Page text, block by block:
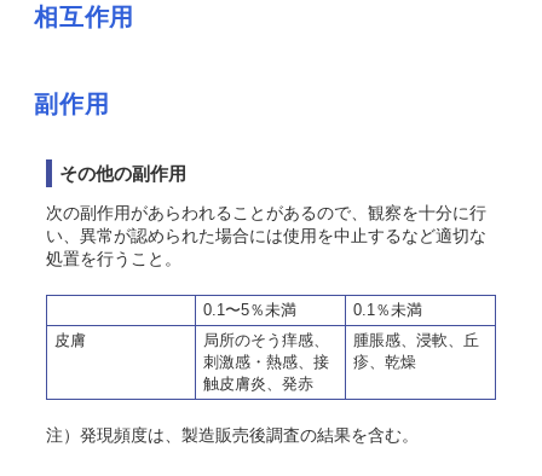
相互作用
副作用
その他の副作用
次の副作用があらわれることがあるので、観察を十分に行
い、異常が認められた場合には使用を中止するなど適切な
処置を行うこと。
0.1〜5％未満
0.1％未満
皮膚
局所のそう痒感、
刺激感・熱感、接
触皮膚炎、発赤
腫脹感、浸軟、丘
疹、乾燥
注）発現頻度は、製造販売後調査の結果を含む。